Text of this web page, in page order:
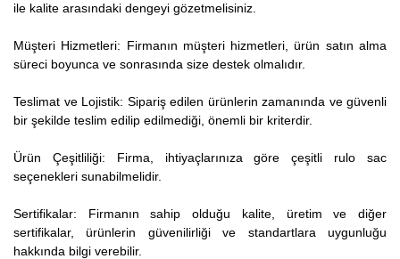
ile kalite arasındaki dengeyi gözetmelisiniz.
Müşteri Hizmetleri: Firmanın müşteri hizmetleri, ürün satın alma
süreci boyunca ve sonrasında size destek olmalıdır.
Teslimat ve Lojistik: Sipariş edilen ürünlerin zamanında ve güvenli
bir şekilde teslim edilip edilmediği, önemli bir kriterdir.
Ürün Çeşitliliği: Firma, ihtiyaçlarınıza göre çeşitli rulo sac
seçenekleri sunabilmelidir.
Sertifikalar: Firmanın sahip olduğu kalite, üretim ve diğer
sertifikalar, ürünlerin güvenilirliği ve standartlara uygunluğu
hakkında bilgi verebilir.